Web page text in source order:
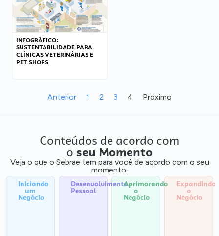
INFOGRÁFICO:
SUSTENTABILIDADE PARA
CLÍNICAS VETERINÁRIAS E
PET SHOPS
Anterior 1 2 3 4 Próximo
Conteúdos de acordo com
o seu Momento
Veja o que o Sebrae tem para você de acordo com o seu
momento:
Iniciando
um
Negócio
Desenvolvimento
Pessoal
Aprimorando
o
Negócio
Expandindo
o
Negócio